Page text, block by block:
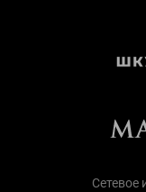
Сетевое